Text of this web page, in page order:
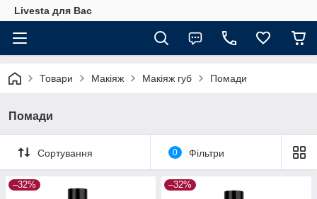
Livesta для Вас
Товари Макіяж Макіяж губ Помади
Помади
Сортування 0 Фільтри
–32% –32%